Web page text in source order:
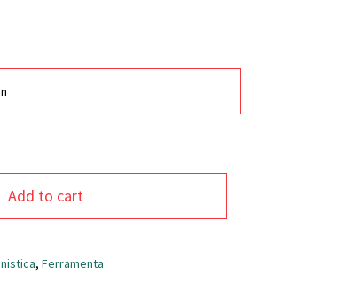
Add to cart
, Ferramenta